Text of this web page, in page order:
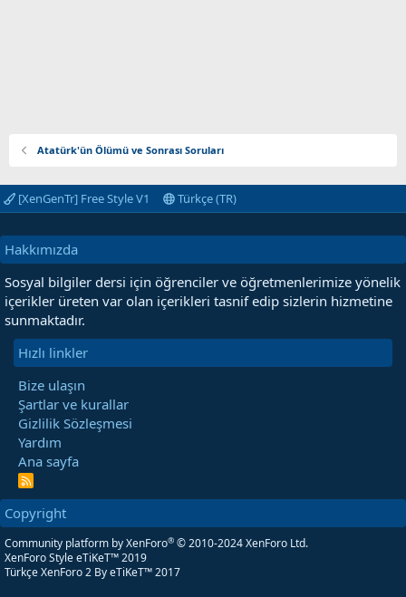
Atatürk'ün Ölümü ve Sonrası Soruları
[XenGenTr] Free Style V1 Türkçe (TR)
Hakkımızda
Sosyal bilgiler dersi için öğrenciler ve öğretmenlerimize yönelik
içerikler üreten var olan içerikleri tasnif edip sizlerin hizmetine
sunmaktadır.
Hızlı linkler
Bize ulaşın
Şartlar ve kurallar
Gizlilik Sözleşmesi
Yardım
Ana sayfa
R
S
Copyright
Community platform by XenForo® © 2010-2024 XenForo Ltd.
XenForo Style eTiKeT™ 2019
Türkçe XenForo 2 By eTiKeT™ 2017